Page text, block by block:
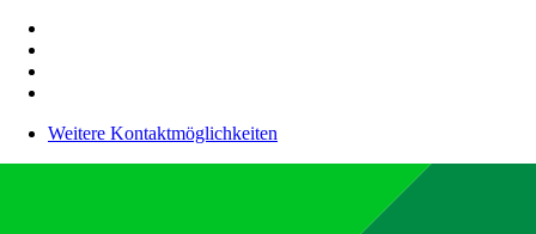
Weitere Kontaktmöglichkeiten